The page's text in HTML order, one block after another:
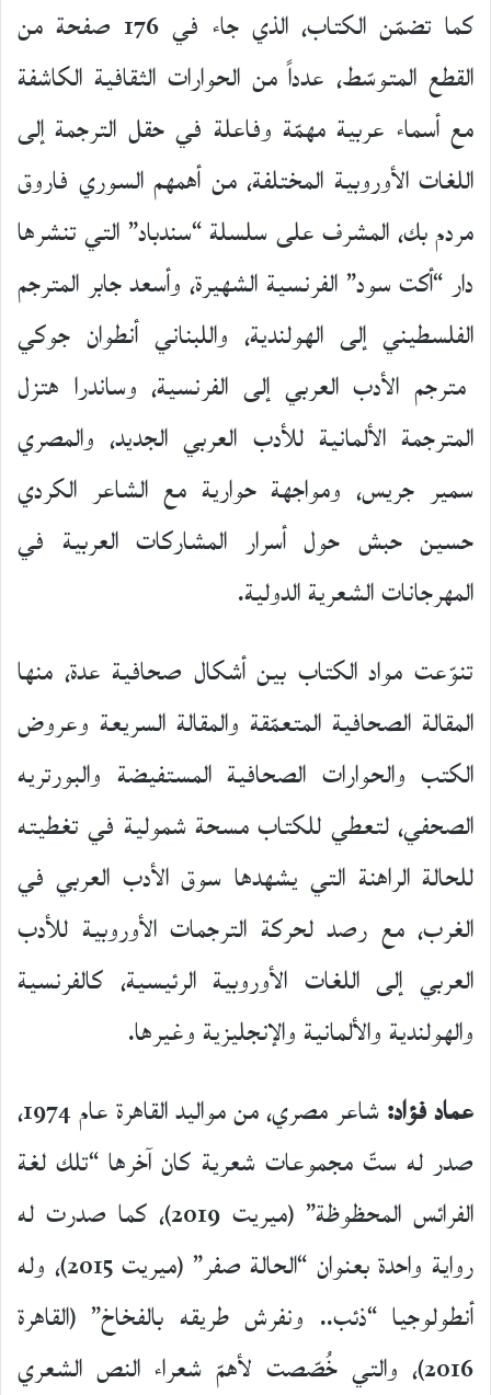
كما تضمّن الكتاب، الذي جاء في 176 صفحة من
القطع المتوسّط، عدداً من الحوارات الثقافية الكاشفة
مع أسماء عربية مهمّة وفاعلة في حقل الترجمة إلى
اللغات الأوروبية المختلفة، من أهمهم السوري فاروق
مردم بك، المشرف على سلسلة “سندباد” التي تنشرها
دار “أكت سود” الفرنسية الشهيرة، وأسعد جابر المترجم
الفلسطيني إلى الهولندية، واللبناني أنطوان جوكي
مترجم الأدب العربي إلى الفرنسية، وساندرا هتزل
المترجمة الألمانية للأدب العربي الجديد، والمصري
سمير جريس، ومواجهة حوارية مع الشاعر الكردي
حسين حبش حول أسرار المشاركات العربية في
المهرجانات الشعرية الدولية.
تنوّعت مواد الكتاب بين أشكال صحافية عدة، منها
المقالة الصحافية المتعمّقة والمقالة السريعة وعروض
الكتب والحوارات الصحافية المستفيضة والبورتريه
الصحفي، لتعطي للكتاب مسحة شمولية في تغطيته
للحالة الراهنة التي يشهدها سوق الأدب العربي في
الغرب، مع رصد لحركة الترجمات الأوروبية للأدب
العربي إلى اللغات الأوروبية الرئيسية، كالفرنسية
والهولندية والألمانية والإنجليزية وغيرها.
عماد فؤاد:
شاعر مصري، من مواليد القاهرة عام 1974،
صدر له ستّ مجموعات شعرية كان آخرها “تلك لغة
الفرائس المحظوظة” (ميريت 2019)، كما صدرت له
رواية واحدة بعنوان “الحالة صفر” (ميريت 2015)، وله
أنطولوجيا “ذئب.. ونفرش طريقه بالفخاخ” (القاهرة
2016)، والتي خُصّصت لأهمّ شعراء النص الشعري